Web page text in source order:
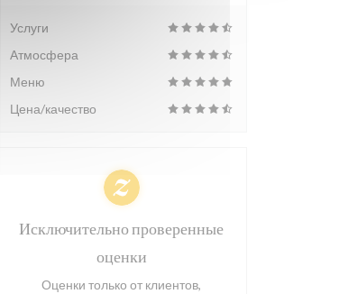
Услуги
Атмосфера
Меню
Цена/качество
Исключительно проверенные
оценки
Оценки только от клиентов,